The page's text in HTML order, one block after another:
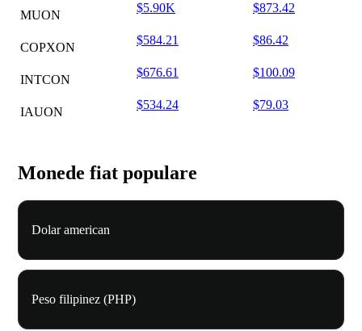
MUON
$5.90K $873.42
COPXON
$584.21 $86.42
INTCON
$676.61 $100.09
IAUON
$534.24 $79.03
Monede fiat populare
Dolar american
Peso filipinez (PHP)